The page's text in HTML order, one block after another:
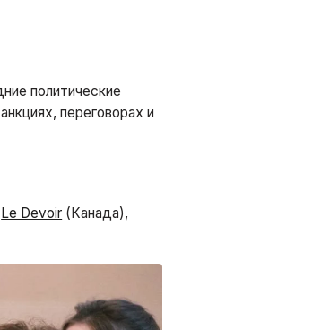
политические
переговорах и
Le Devoir (Канада),